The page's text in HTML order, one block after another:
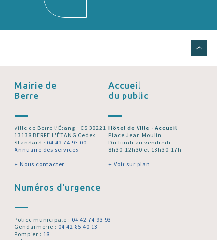
Mairie de
Berre
Ville de Berre l’Étang - CS 30221
13138 BERRE L'ÉTANG Cedex
Standard : 04 42 74 93 00
Annuaire des services
+ Nous contacter
Accueil
du public
Hôtel de Ville - Accueil
Place Jean Moulin
Du lundi au vendredi
8h30-12h30 et 13h30-17h
+ Voir sur plan
Numéros d'urgence
Police municipale : 04 42 74 93 93
Gendarmerie : 04 42 85 40 13
Pompier : 18